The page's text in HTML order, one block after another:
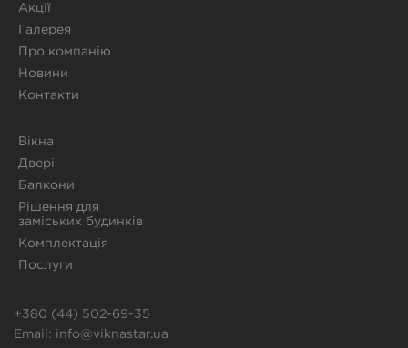
Акції
Галерея
Про компанію
Новини
Контакти
Вікна
Двері
Балкони
Рішення для
заміських будинків
Комплектація
Послуги
+380 (44) 502-69-35
Email: info@viknastar.ua